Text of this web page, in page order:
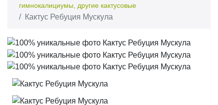
гимнокалициумы, другие кактусовые
Кактус Ребуция Мускула